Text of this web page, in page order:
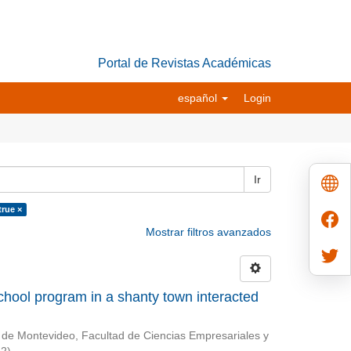
Portal de Revistas Académicas
español Login
Ir
×
Mostrar filtros avanzados
program in a shanty town interacted
Montevideo, Facultad de Ciencias Empresariales y